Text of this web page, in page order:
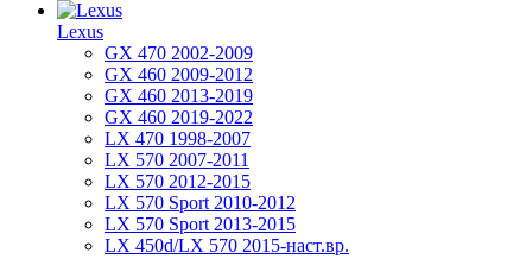
Lexus
GX 470 2002-2009
GX 460 2009-2012
GX 460 2013-2019
GX 460 2019-2022
LX 470 1998-2007
LX 570 2007-2011
LX 570 2012-2015
LX 570 Sport 2010-2012
LX 570 Sport 2013-2015
LX 450d/LX 570 2015-наст.вр.